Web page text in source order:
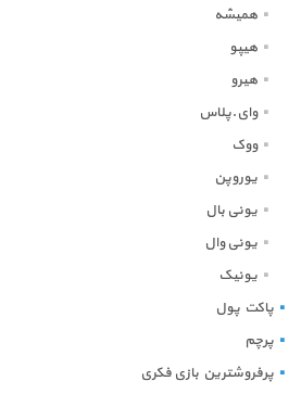
همیشه
هیپو
هیرو
وای.پلاس
ووک
یوروپن
یونی بال
یونی وال
یونیک
پاکت پول
پرچم
پرفروشترین بازی فکری